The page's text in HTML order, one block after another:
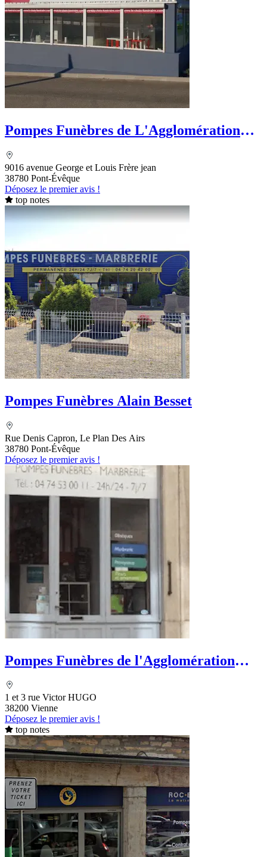
Pompes Funèbres de L'Agglomération
9016 avenue George et Louis Frère jean
38780 Pont-Évêque
Déposez le premier avis !
top notes
Pompes Funèbres Alain Besset
Rue Denis Capron, Le Plan Des Airs
38780 Pont-Évêque
Déposez le premier avis !
Pompes Funèbres de l'Agglomération
1 et 3 rue Victor HUGO
38200 Vienne
Déposez le premier avis !
top notes